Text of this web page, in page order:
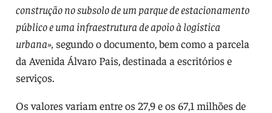
construção no subsolo de um parque de estacionamento
público e uma infraestrutura de apoio à logística
urbana», segundo o documento, bem como a parcela
da Avenida Álvaro Pais, destinada a escritórios e
serviços.
Os valores variam entre os 27,9 e os 67,1 milhões de